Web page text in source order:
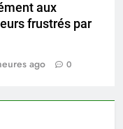
aux
frustrés par
ago 0